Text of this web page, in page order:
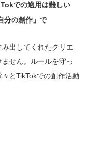
での適用は難しい
分の創作」で
出してくれたクリエ
せん。ルールを守っ
とTikTokでの創作活動